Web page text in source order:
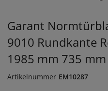
Garant
9010 Rundkante
1985 mm 735
Artikelnummer EM10287